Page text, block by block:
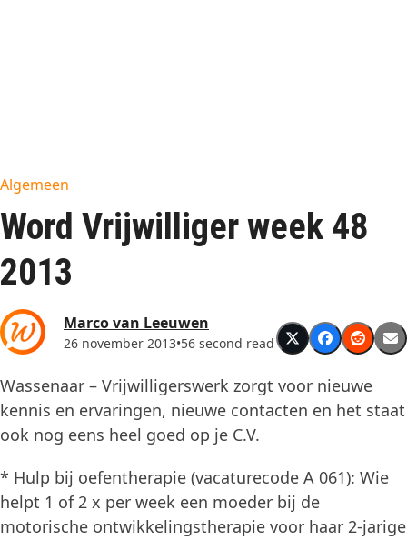
Algemeen
Word Vrijwilliger week 48
2013
Marco van Leeuwen
26 november 2013•56 second read
Wassenaar – Vrijwilligerswerk zorgt voor nieuwe
kennis en ervaringen, nieuwe contacten en het staat
ook nog eens heel goed op je C.V.
* Hulp bij oefentherapie (vacaturecode A 061): Wie
helpt 1 of 2 x per week een moeder bij de
motorische ontwikkelingstherapie voor haar 2-jarige